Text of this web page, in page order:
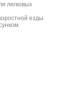
легковых
езды.